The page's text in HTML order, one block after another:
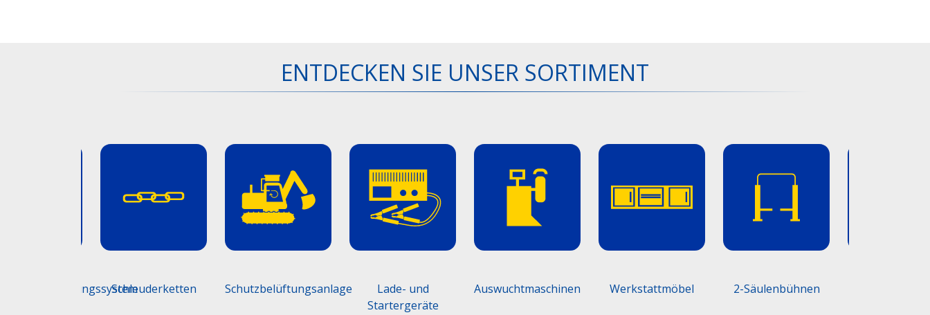
ENTDECKEN SIE UNSER SORTIMENT
Schleuderketten Schutzbelüftungsanlage
Lade- und
Startergeräte
Auswuchtmaschinen Werkstattmöbel 2-Säulenbühnen